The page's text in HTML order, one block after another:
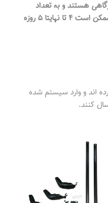
هستند و به تعداد
تولید میشود و باتوجه به حجم بالای سفارش ممکن است ۴ تا نهایتا ۵ روزه
اند و وارد سیستم شده
کنند.